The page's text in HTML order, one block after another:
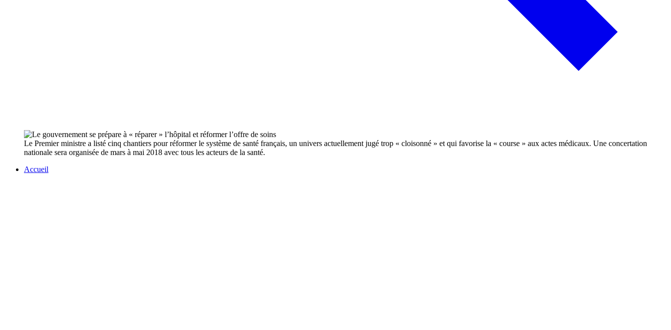
Le Premier ministre a listé cinq chantiers pour réformer le système de santé français, un univers actuellement jugé trop « cloisonné » et qui favorise la « course » aux actes médicaux. Une concertation
nationale sera organisée de mars à mai 2018 avec tous les acteurs de la santé.
Accueil